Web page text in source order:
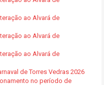
ao Alvará de
ao Alvará de
ao Alvará de
de Torres Vedras 2026
no período de